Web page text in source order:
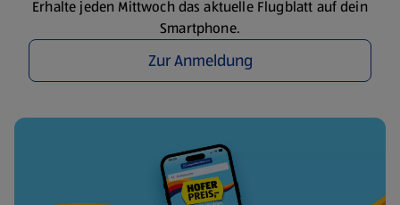
Erhalte jeden Mittwoch das aktuelle Flugblatt auf dein
Smartphone.
Zur Anmeldung